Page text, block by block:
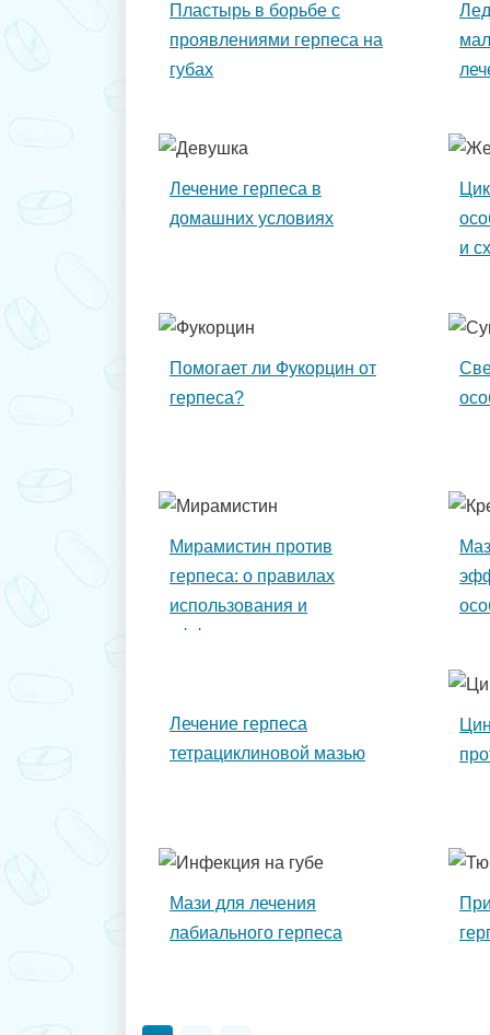
Пластырь в борьбе с
проявлениями герпеса на
губах
Лечение герпеса в
домашних условиях
и
Помогает ли Фукорцин от
герпеса?
Мирамистин против
герпеса: о правилах
использования и
эффективности препарата
Лечение герпеса
тетрациклиновой мазью
Мази для лечения
лабиального герпеса